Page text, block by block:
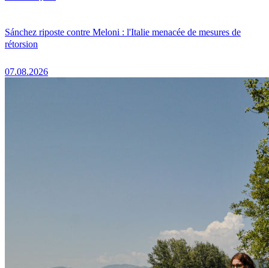
Sánchez riposte contre Meloni : l'Italie menacée de mesures de
rétorsion
07.08.2026